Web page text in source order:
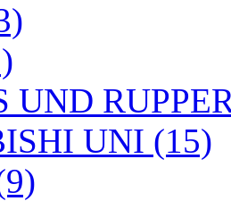
UND
UNI (15)